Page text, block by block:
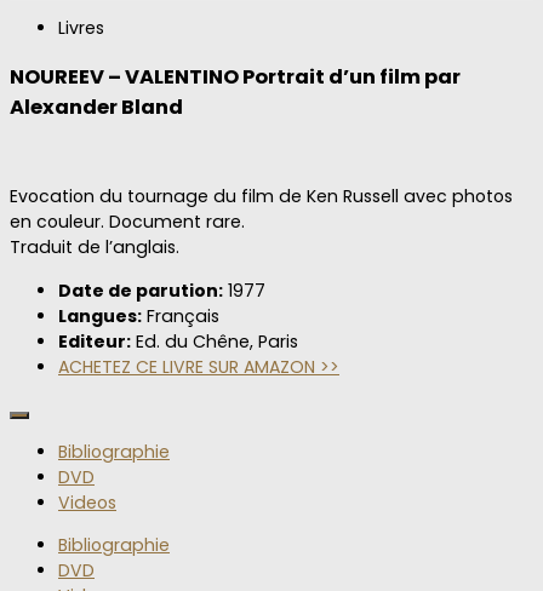
Livres
NOUREEV – VALENTINO Portrait d’un film par
Alexander Bland
Evocation du tournage du film de Ken Russell avec photos
en couleur. Document rare.
Traduit de l’anglais.
Date de parution: 1977
Langues: Français
Editeur: Ed. du Chêne, Paris
ACHETEZ CE LIVRE SUR AMAZON >>
Bibliographie
DVD
Videos
Bibliographie
DVD